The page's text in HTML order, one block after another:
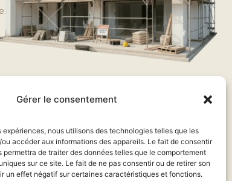
Gérer le consentement
expériences, nous utilisons des technologies telles que les
accéder aux informations des appareils. Le fait de consentir
permettra de traiter des données telles que le comportement
sur ce site. Le fait de ne pas consentir ou de retirer son
un effet négatif sur certaines caractéristiques et fonctions.